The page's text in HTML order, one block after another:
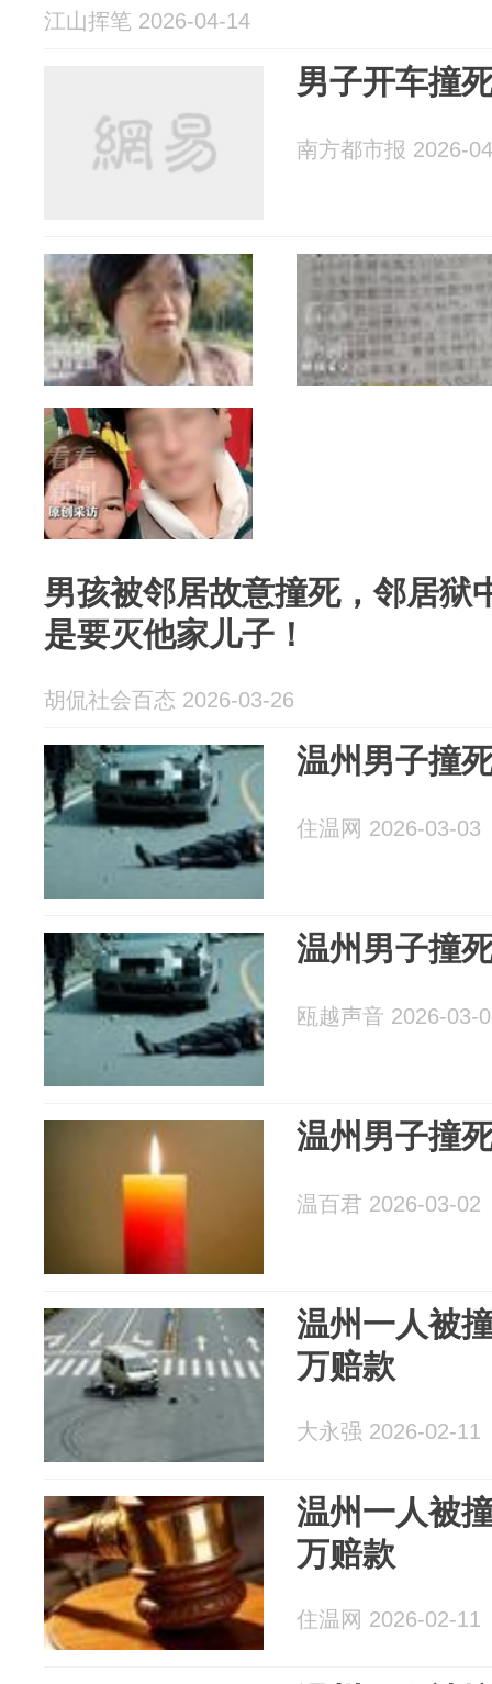
江山挥笔 2026-04-14
男子开车撞
南方都市报 2026-
男孩被邻居故意撞死，邻居狱
是要灭他家儿子！
胡侃社会百态 2026-03-26
温州男子撞
住温网 2026-03-03
温州男子撞
瓯越声音 2026-03-
温州男子撞
温百君 2026-03-02
温州一人被
万赔款
大永强 2026-02-11
温州一人被
万赔款
住温网 2026-02-11